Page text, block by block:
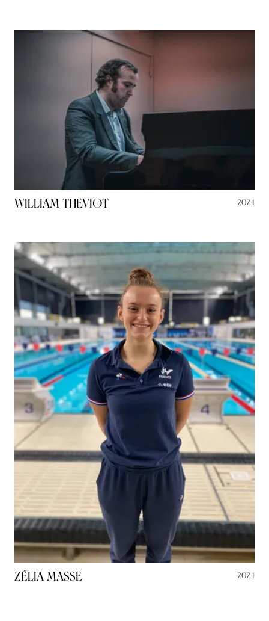
William Theviot 2024
Zélia Masse 2024